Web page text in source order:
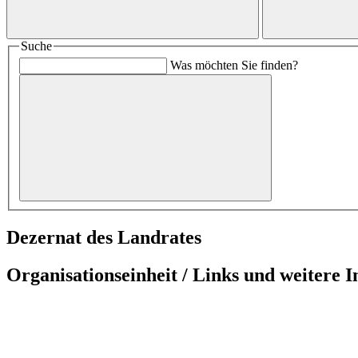
Suche
Was möchten Sie finden?
Dezernat des Landrates
Organisationseinheit / Links und weitere